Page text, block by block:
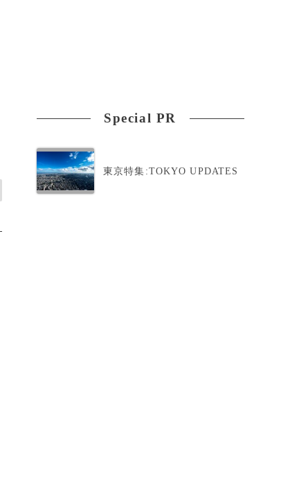
Special PR
東京特集:TOKYO UPDATES